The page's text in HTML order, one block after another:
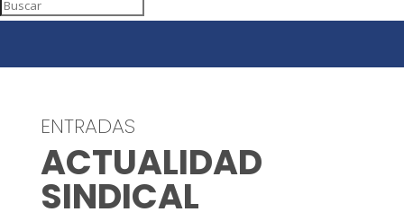
ENTRADAS
ACTUALIDAD
SINDICAL